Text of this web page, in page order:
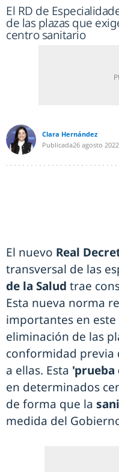
El RD de
de las plazas que
centro sanitario
Clara Hernández
Publicada26 agosto 2022
El nuevo Real
transversal de las
de la Salud trae
Esta nueva norma
importantes en
eliminación de las
conformidad previa
a ellas. Esta 'prueba
en determinados
de forma que la
medida del